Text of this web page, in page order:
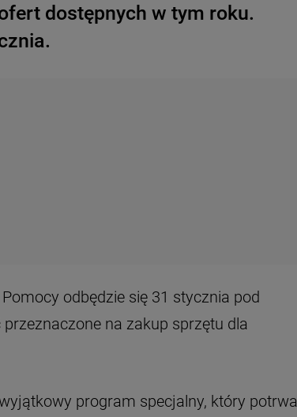
dostępnych w tym roku.
odbędzie się 31 stycznia pod
przeznaczone na zakup sprzętu dla
program specjalny, który potrwa